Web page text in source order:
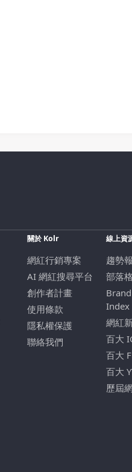
關於 Kolr
網紅行銷專案
AI 網紅搜尋平台
創作者計畫
使用條款
隱私權保護
聯絡我們
線上資
趨勢
部落格
Index
網紅
百大
百大
百大
歷屆